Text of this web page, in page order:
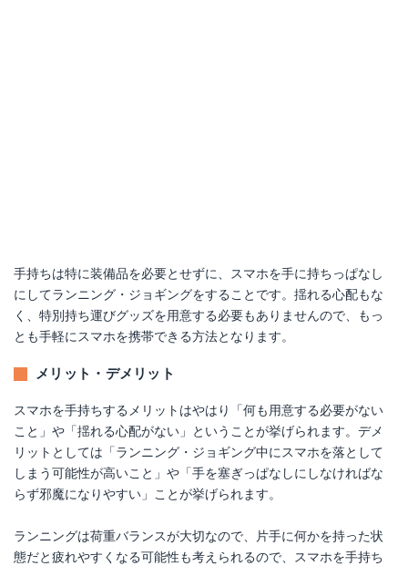
手持ちは特に装備品を必要とせずに、スマホを手に持ちっぱなし
にしてランニング・ジョギングをすることです。揺れる心配もな
く、特別持ち運びグッズを用意する必要もありませんので、もっ
とも手軽にスマホを携帯できる方法となります。
メリット・デメリット
スマホを手持ちするメリットはやはり「何も用意する必要がない
こと」や「揺れる心配がない」ということが挙げられます。デメ
リットとしては「ランニング・ジョギング中にスマホを落として
しまう可能性が高いこと」や「手を塞ぎっぱなしにしなければな
らず邪魔になりやすい」ことが挙げられます。
ランニングは荷重バランスが大切なので、片手に何かを持った状
態だと疲れやすくなる可能性も考えられるので、スマホを手持ち